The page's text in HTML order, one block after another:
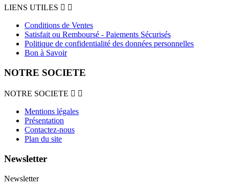
LIENS UTILES  
Conditions de Ventes
Satisfait ou Remboursé - Paiements Sécurisés
Politique de confidentialité des données personnelles
Bon à Savoir
NOTRE SOCIETE
NOTRE SOCIETE  
Mentions légales
Présentation
Contactez-nous
Plan du site
Newsletter
Newsletter